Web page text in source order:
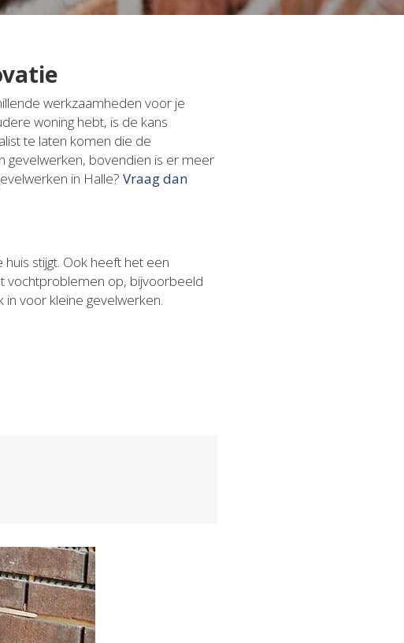
werkzaamheden voor je
woning hebt, is de kans
te laten komen die de
gevelwerken, bovendien is er meer
in Halle? Vraag dan
stijgt. Ook heeft het een
vochtproblemen op, bijvoorbeeld
in voor kleine gevelwerken.